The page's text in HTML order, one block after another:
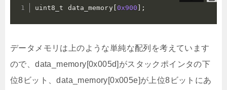
uint8_t data_memory[ 0x900 ;
データメモリは上のような単純な配列を考えています
ので、data_memory[0x005d]がスタックポインタの下
位8ビット、data_memory[0x005e]が上位8ビットにあ